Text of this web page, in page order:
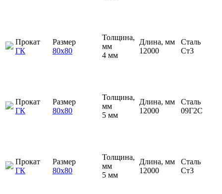
Прокат
ГК
Размер
80х80
Толщина,
мм
4 мм
Длина, мм
12000
Сталь
Ст3
Прокат
ГК
Размер
80х80
Толщина,
мм
5 мм
Длина, мм
12000
Сталь
09Г2С
Прокат
ГК
Размер
80х80
Толщина,
мм
5 мм
Длина, мм
12000
Сталь
Ст3